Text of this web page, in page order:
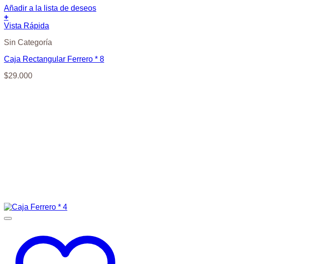
Añadir a la lista de deseos
+
Vista Rápida
Sin Categoría
Caja Rectangular Ferrero * 8
$29.000